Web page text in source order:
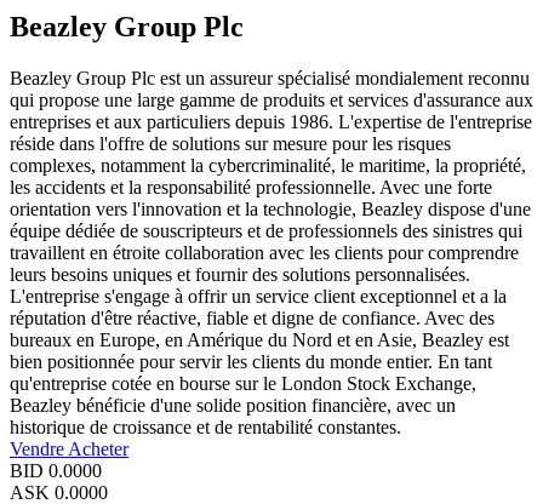
Beazley Group Plc
Beazley Group Plc est un assureur spécialisé mondialement reconnu
qui propose une large gamme de produits et services d'assurance aux
entreprises et aux particuliers depuis 1986. L'expertise de l'entreprise
réside dans l'offre de solutions sur mesure pour les risques
complexes, notamment la cybercriminalité, le maritime, la propriété,
les accidents et la responsabilité professionnelle. Avec une forte
orientation vers l'innovation et la technologie, Beazley dispose d'une
équipe dédiée de souscripteurs et de professionnels des sinistres qui
travaillent en étroite collaboration avec les clients pour comprendre
leurs besoins uniques et fournir des solutions personnalisées.
L'entreprise s'engage à offrir un service client exceptionnel et a la
réputation d'être réactive, fiable et digne de confiance. Avec des
bureaux en Europe, en Amérique du Nord et en Asie, Beazley est
bien positionnée pour servir les clients du monde entier. En tant
qu'entreprise cotée en bourse sur le London Stock Exchange,
Beazley bénéficie d'une solide position financière, avec un
historique de croissance et de rentabilité constantes.
Vendre Acheter
BID 0.0000
ASK 0.0000